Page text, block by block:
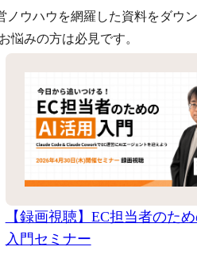
ウハウを網羅した資料をダウン
悩みの方は必見です。
【録画視聴】EC担当者のた
入門セミナー